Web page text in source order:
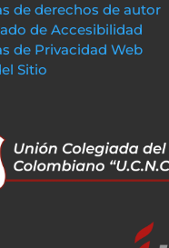
de derechos de autor
de Accesibilidad
de Privacidad Web
Sitio